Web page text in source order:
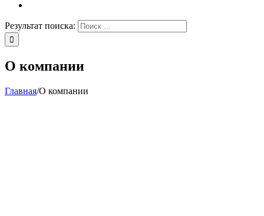
Результат поиска:
О компании
Главная/О компании